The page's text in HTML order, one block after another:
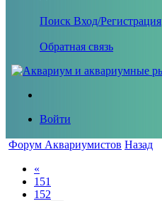
Поиск Вход/Регистрация
Обратная связь
Войти
Форум Аквариумистов Назад
«
151
152